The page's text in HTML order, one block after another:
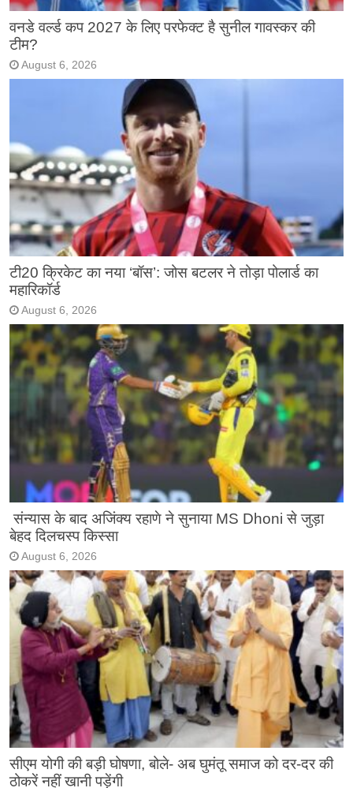
वनडे वर्ल्ड कप 2027 के लिए परफेक्ट है सुनील गावस्कर की
टीम?
August 6, 2026
टी20 क्रिकेट का नया ‘बॉस’: जोस बटलर ने तोड़ा पोलार्ड का
महारिकॉर्ड
August 6, 2026
संन्यास के बाद अजिंक्‍य रहाणे ने सुनाया MS Dhoni से जुड़ा
बेहद दिलचस्प किस्सा
August 6, 2026
सीएम योगी की बड़ी घोषणा, बोले- अब घुमंतू समाज को दर-दर की
ठोकरें नहीं खानी पड़ेंगी